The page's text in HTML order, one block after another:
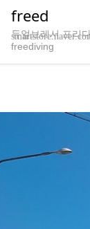
freed
듀얼브레서 프리
freediving